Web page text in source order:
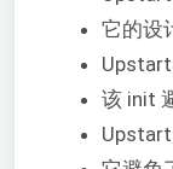
它的设
该 init